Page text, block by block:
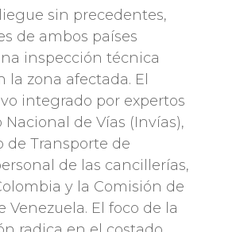
sin precedentes,
de ambos países
inspección técnica
la zona afectada. El
integrado por expertos
de Vías (Invías),
de Transporte de
de las cancillerías,
y la Comisión de
Venezuela. El foco de la